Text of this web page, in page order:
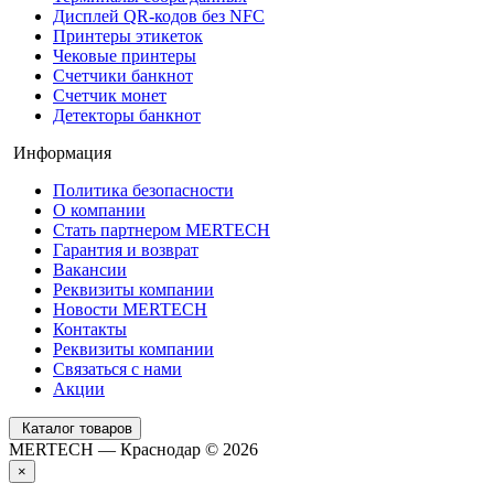
Дисплей QR-кодов без NFC
Принтеры этикеток
Чековые принтеры
Счетчики банкнот
Счетчик монет
Детекторы банкнот
Информация
Политика безопасности
О компании
Стать партнером MERTECH
Гарантия и возврат
Вакансии
Реквизиты компании
Новости MERTECH
Контакты
Реквизиты компании
Связаться с нами
Акции
Каталог товаров
MERTECH — Краснодар © 2026
×